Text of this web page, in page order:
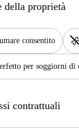
della proprietà
consentito pet_supplies
per soggiorni di
contrattuali